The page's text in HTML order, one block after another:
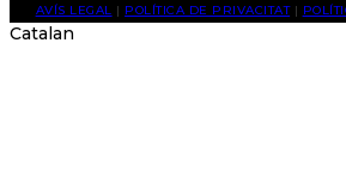
AVÍS LEGAL | POLÍTICA DE PRIVACITAT|
Catalan